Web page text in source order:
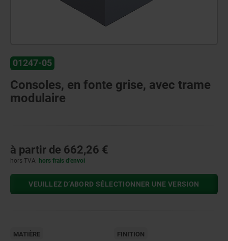
01247-05
Consoles, en fonte grise, avec trame
modulaire
à partir de 662,26 €
hors TVA hors frais d’envoi
VEUILLEZ D’ABORD SÉLECTIONNER UNE VERSION
MATIÈRE FINITION